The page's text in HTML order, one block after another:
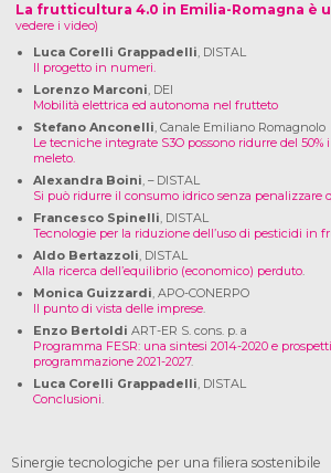
La frutticultura 4.0 in Emilia-Romagna è
vedere i video)
Luca Corelli Grappadelli, DISTAL
Il progetto in numeri.
Lorenzo Marconi, DEI
Mobilità elettrica ed autonoma nel frutteto
Stefano Anconelli, Canale Emiliano Romagnolo
Le tecniche integrate S3O possono ridurre del
meleto.
Alexandra Boini, – DISTAL
Si può ridurre il consumo idrico senza penalizzare
Francesco Spinelli, DISTAL
Tecnologie per la riduzione dell’uso di pesticidi in
Aldo Bertazzoli, DISTAL
Alla ricerca dell’equilibrio (economico) perduto.
Monica Guizzardi, APO-CONERPO
Il punto di vista delle imprese.
Enzo Bertoldi ART-ER S. cons. p. a
Programma FESR: una sintesi 2014-2020 e
programmazione 2021-2027.
Luca Corelli Grappadelli, DISTAL
Conclusioni.
Sinergie tecnologiche per una filiera sostenibile